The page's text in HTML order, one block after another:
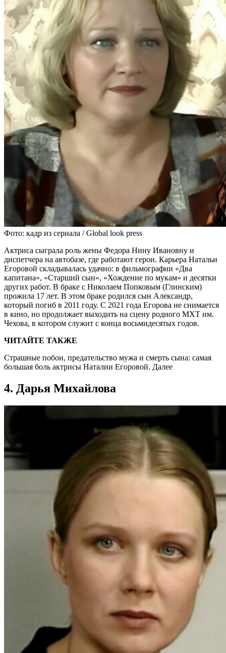
Фото: кадр из сериала / Global look press
Актриса сыграла роль жены Федора Нину Ивановну и
диспетчера на автобазе, где работают герои. Карьера Натальи
Егоровой складывалась удачно: в фильмографии «Два
капитана», «Старший сын», «Хождение по мукам» и десятки
других работ. В браке с Николаем Попковым (Глинским)
прожила 17 лет. В этом браке родился сын Александр,
который погиб в 2011 году. С 2021 года Егорова не снимается
в кино, но продолжает выходить на сцену родного МХТ им.
Чехова, в котором служит с конца восьмидесятых годов.
ЧИТАЙТЕ ТАКЖЕ
Страшные побои, предательство мужа и смерть сына: самая
большая боль актрисы Наталии Егоровой. Далее
4. Дарья Михайлова